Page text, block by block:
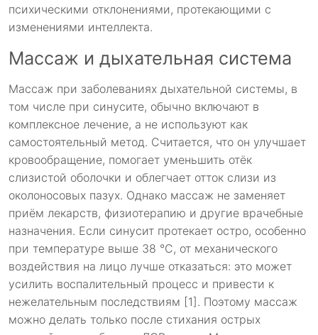
психическими отклонениями, протекающими с
изменениями интеллекта.
Массаж и дыхательная система
Массаж при заболеваниях дыхательной системы, в
том числе при синусите, обычно включают в
комплексное лечение, а не используют как
самостоятельный метод. Считается, что он улучшает
кровообращение, помогает уменьшить отёк
слизистой оболочки и облегчает отток слизи из
околоносовых пазух. Однако массаж не заменяет
приём лекарств, физиотерапию и другие врачебные
назначения. Если синусит протекает остро, особенно
при температуре выше 38 °C, от механического
воздействия на лицо лучше отказаться: это может
усилить воспалительный процесс и привести к
нежелательным последствиям [1]. Поэтому массаж
можно делать только после стихания острых